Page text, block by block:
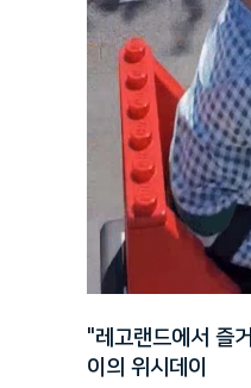
"레고랜드에서 즐
이의 위시데이